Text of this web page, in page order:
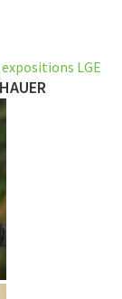
expositions LGE